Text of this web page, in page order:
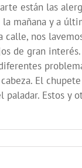
están las
mañana y a
nos
de gran
El
Estos y